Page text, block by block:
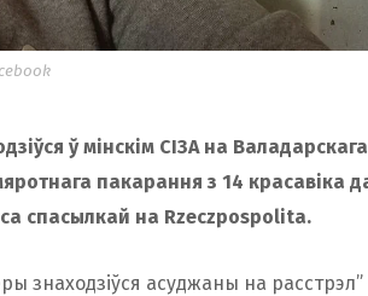
ў мінскім СІЗА на
пакарання з 14 красавіка
спасылкай на Rzeczpospolita.
знаходзіўся асуджаны на расстрэл”